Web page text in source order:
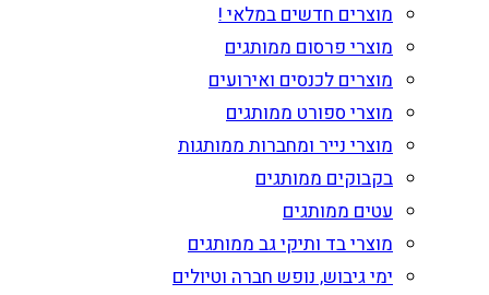
מוצרים חדשים במלאי !
מוצרי פרסום ממותגים
מוצרים לכנסים ואירועים
מוצרי ספורט ממותגים
מוצרי נייר ומחברות ממותגות
בקבוקים ממותגים
עטים ממותגים
מוצרי בד ותיקי גב ממותגים
ימי גיבוש, נופש חברה וטיולים